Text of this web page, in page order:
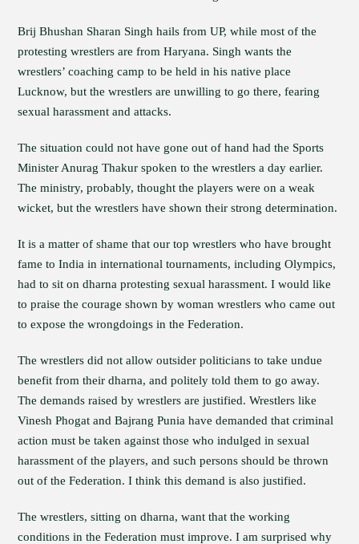
Brij Bhushan Sharan Singh hails from UP, while most of the
protesting wrestlers are from Haryana. Singh wants the
wrestlers’ coaching camp to be held in his native place
Lucknow, but the wrestlers are unwilling to go there, fearing
sexual harassment and attacks.
The situation could not have gone out of hand had the Sports
Minister Anurag Thakur spoken to the wrestlers a day earlier.
The ministry, probably, thought the players were on a weak
wicket, but the wrestlers have shown their strong determination.
It is a matter of shame that our top wrestlers who have brought
fame to India in international tournaments, including Olympics,
had to sit on dharna protesting sexual harassment. I would like
to praise the courage shown by woman wrestlers who came out
to expose the wrongdoings in the Federation.
The wrestlers did not allow outsider politicians to take undue
benefit from their dharna, and politely told them to go away.
The demands raised by wrestlers are justified. Wrestlers like
Vinesh Phogat and Bajrang Punia have demanded that criminal
action must be taken against those who indulged in sexual
harassment of the players, and such persons should be thrown
out of the Federation. I think this demand is also justified.
The wrestlers, sitting on dharna, want that the working
conditions in the Federation must improve. I am surprised why